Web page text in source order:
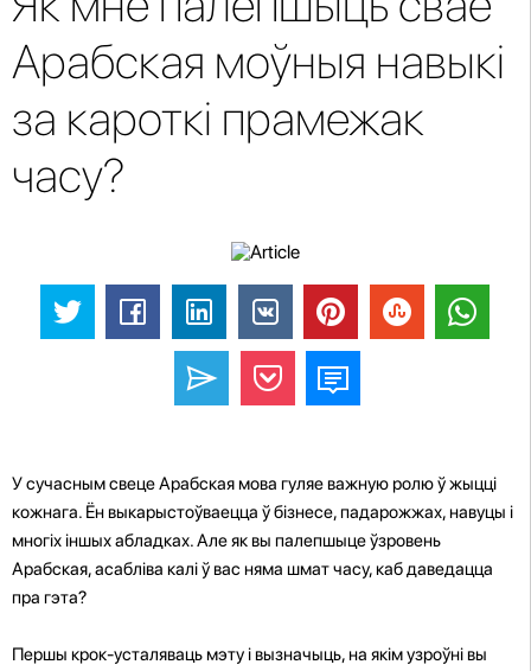
Арабская моўныя навыкі
за кароткі прамежак
часу?
У сучасным свеце Арабская мова гуляе важную ролю ў жыцці
кожнага. Ён выкарыстоўваецца ў бізнесе, падарожжах, навуцы і
многіх іншых абладках. Але як вы палепшыце ўзровень
Арабская, асабліва калі ў вас няма шмат часу, каб даведацца
пра гэта?
Першы крок-усталяваць мэту і вызначыць, на якім узроўні вы